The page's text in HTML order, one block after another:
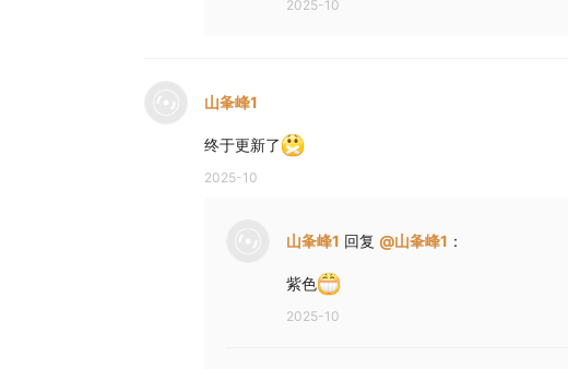
2025-10
山夆峰1
终于更新了
2025-10
山夆峰1 回复 @山夆峰1 ：
紫色
2025-10